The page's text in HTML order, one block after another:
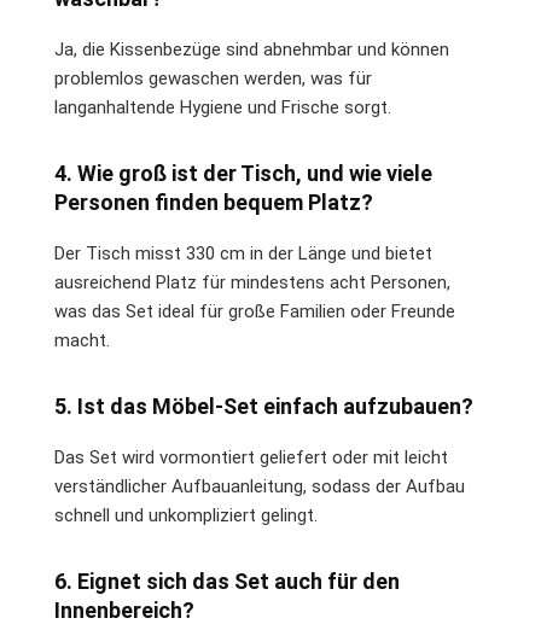
Ja, die Kissenbezüge sind abnehmbar und können
problemlos gewaschen werden, was für
langanhaltende Hygiene und Frische sorgt.
4. Wie groß ist der Tisch, und wie viele
Personen finden bequem Platz?
Der Tisch misst 330 cm in der Länge und bietet
ausreichend Platz für mindestens acht Personen,
was das Set ideal für große Familien oder Freunde
macht.
5. Ist das Möbel-Set einfach aufzubauen?
Das Set wird vormontiert geliefert oder mit leicht
verständlicher Aufbauanleitung, sodass der Aufbau
schnell und unkompliziert gelingt.
6. Eignet sich das Set auch für den
Innenbereich?